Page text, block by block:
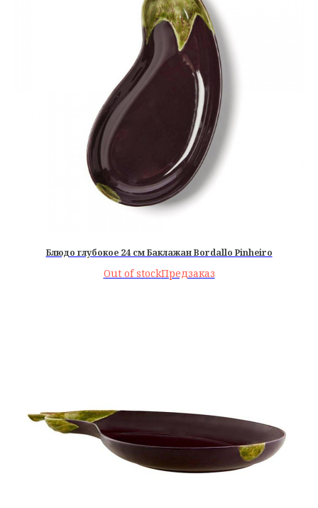
Блюдо глубокое 24 см Баклажан Bordallo Pinheiro
Out of stock